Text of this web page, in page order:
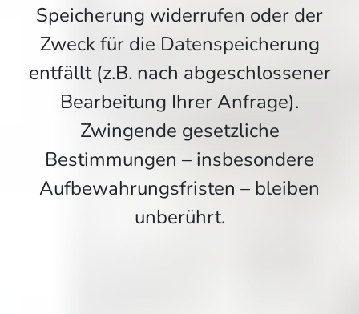
Speicherung widerrufen oder der
Zweck für die Datenspeicherung
entfällt (z.B. nach abgeschlossener
Bearbeitung Ihrer Anfrage).
Zwingende gesetzliche
Bestimmungen – insbesondere
Aufbewahrungsfristen – bleiben
unberührt.